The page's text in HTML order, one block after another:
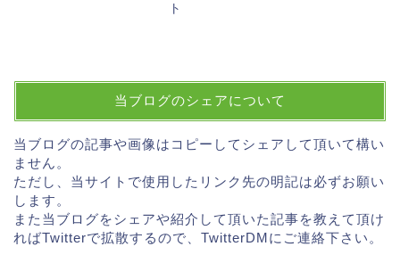
ト
当ブログのシェアについて
当ブログの記事や画像はコピーしてシェアして頂いて構い
ません。
ただし、当サイトで使用したリンク先の明記は必ずお願い
します。
また当ブログをシェアや紹介して頂いた記事を教えて頂け
ればTwitterで拡散するので、TwitterDMにご連絡下さい。